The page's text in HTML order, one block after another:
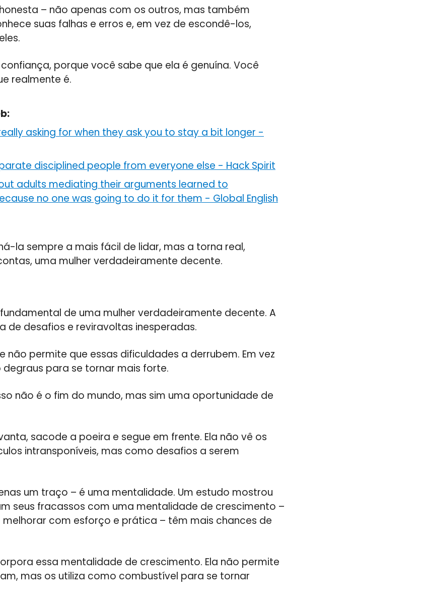
– não apenas com os outros, mas também
suas falhas e erros e, em vez de escondê-los,
porque você sabe que ela é genuína. Você
realmente é.
asking for when they ask you to stay a bit longer -
disciplined people from everyone else - Hack Spirit
adults mediating their arguments learned to
no one was going to do it for them - Global English
la sempre a mais fácil de lidar, mas a torna real,
uma mulher verdadeiramente decente.
de uma mulher verdadeiramente decente. A
de desafios e reviravoltas inesperadas.
não permite que essas dificuldades a derrubem. Em vez
degraus para se tornar mais forte.
não é o fim do mundo, mas sim uma oportunidade de
sacode a poeira e segue em frente. Ela não vê os
intransponíveis, mas como desafios a serem
um traço – é uma mentalidade. Um estudo mostrou
seus fracassos com uma mentalidade de crescimento –
com esforço e prática – têm mais chances de
essa mentalidade de crescimento. Ela não permite
mas os utiliza como combustível para se tornar